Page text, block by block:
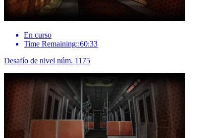
En curso
Time Remaining::60:33
Desafío de nivel núm. 1175